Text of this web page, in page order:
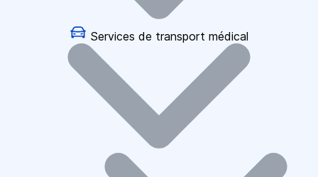
Services de transport médical